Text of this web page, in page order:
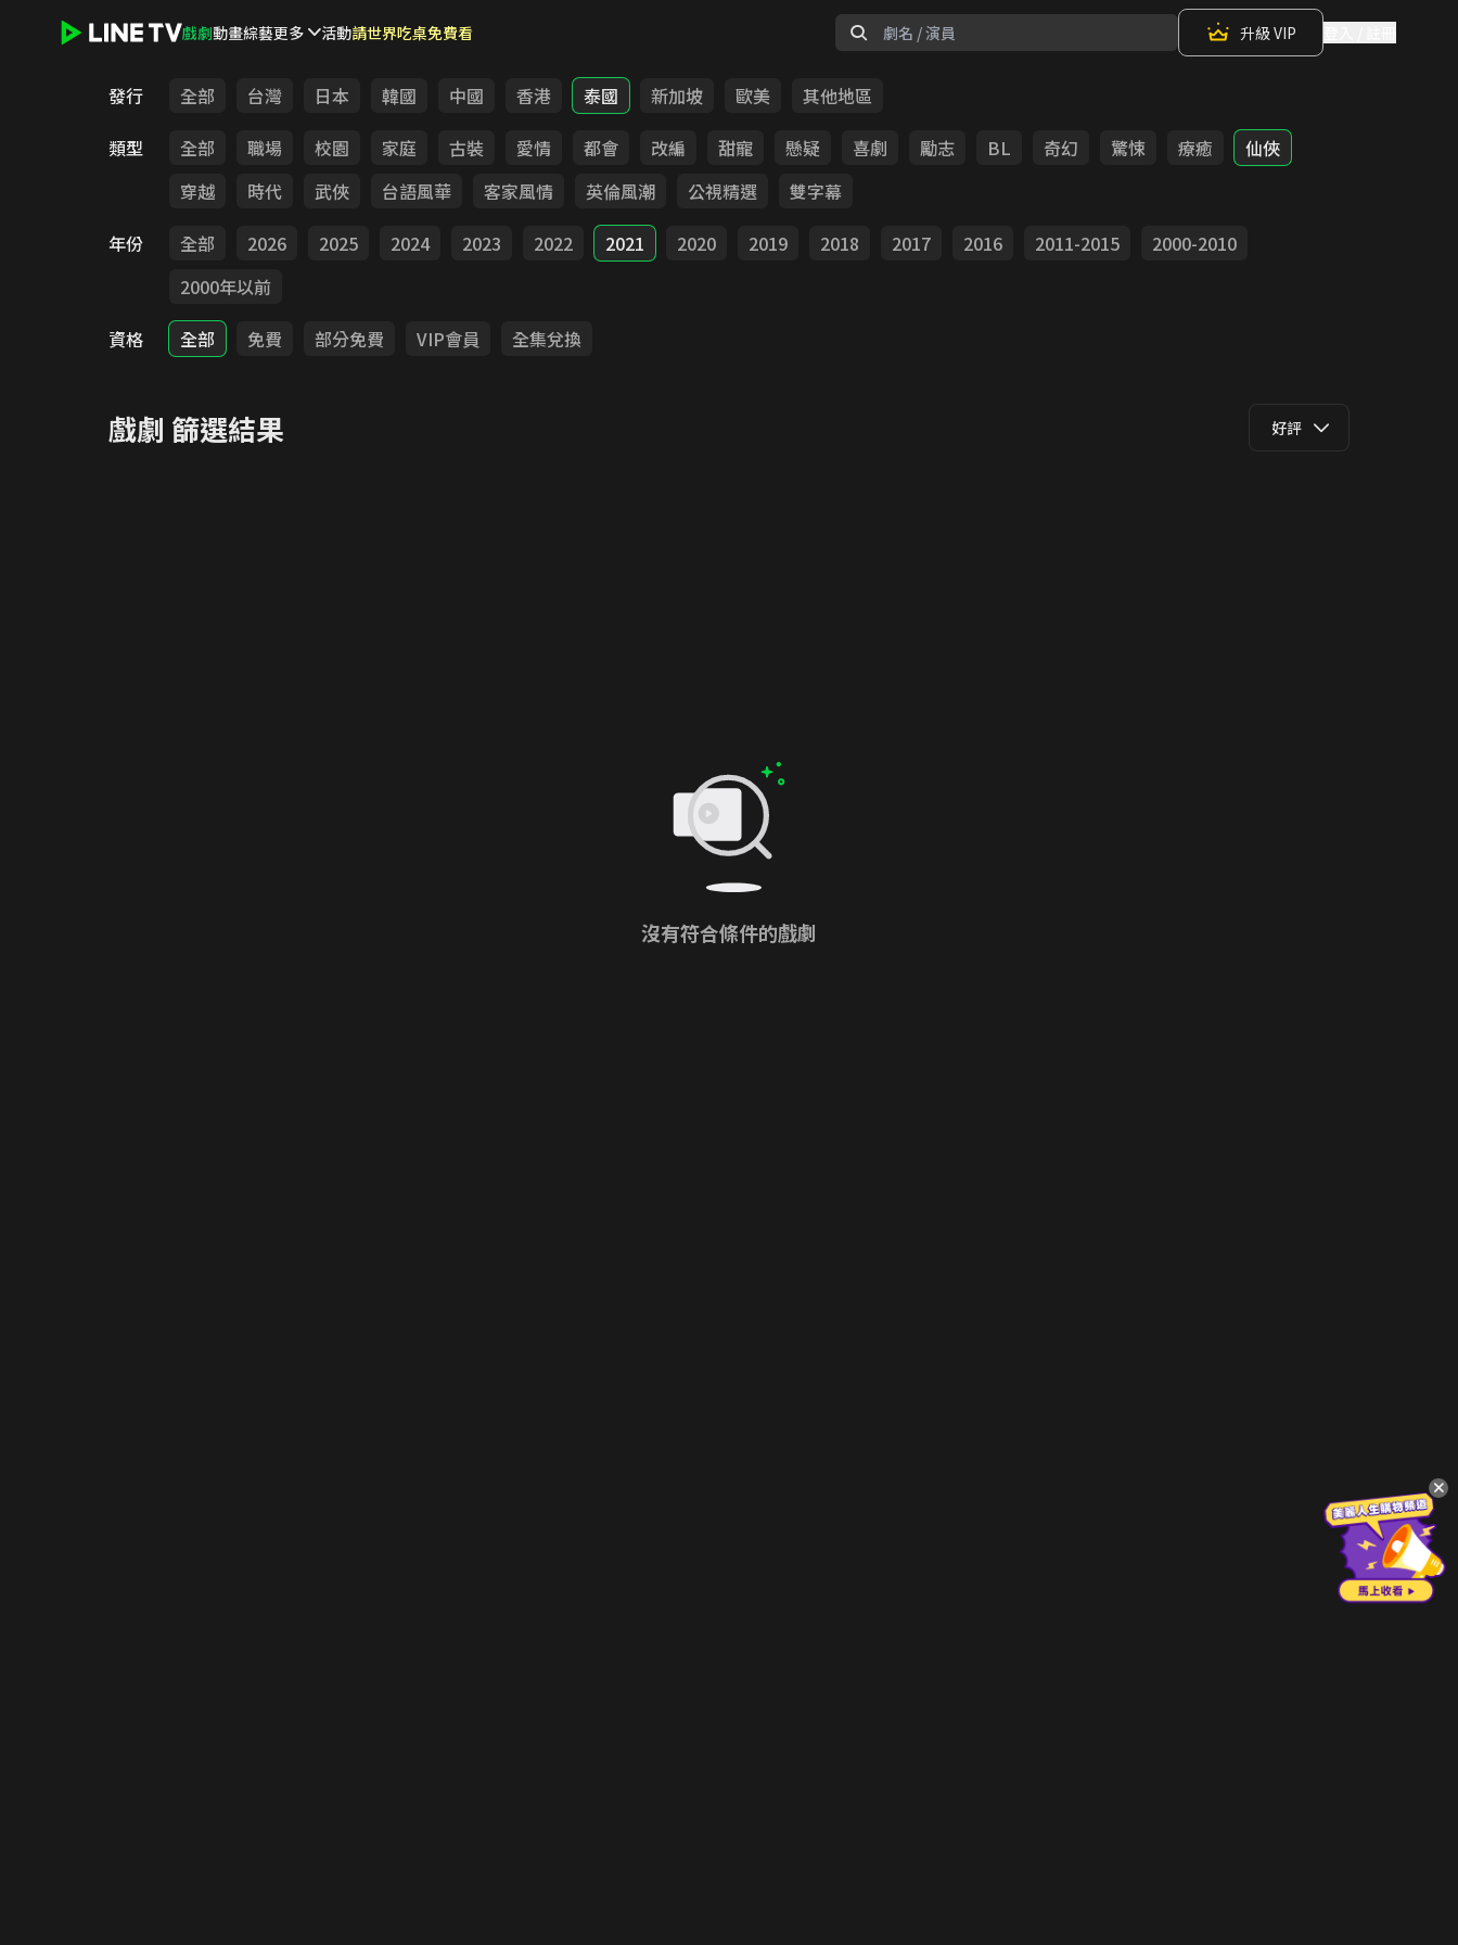
戲劇動畫綜藝更多 活動請世界吃桌免費看 升級 VIP
發行 全部 台灣 日本 韓國 中國 香港 泰國 新加坡 歐美
其他地區
類型
全部 職場 校園 家庭 古裝 愛情 都會 改編 甜寵 懸疑 喜劇 勵志 BL 奇幻 驚悚 療癒
仙俠
穿越
時代 武俠 台語風華 客家風情 英倫風潮 公視精選
雙字幕
年份
全部 2026 2025 2024 2023 2022 2021 2020 2019 2018 2017 2016 2011-2015
2000-2010
2000年以前
資格
全部 免費 部分免費 VIP會員 全集兌換
戲劇 篩選結果 好評
沒有符合條件的戲劇